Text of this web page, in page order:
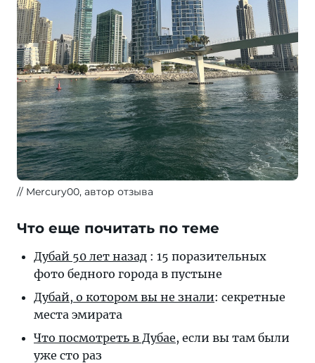
Mercury00, автор отзыва
Что еще почитать по теме
Дубай 50 лет назад : 15 поразительных
фото бедного города в пустыне
Дубай, о котором вы не знали: секретные
места эмирата
Что посмотреть в Дубае, если вы там были
уже сто раз